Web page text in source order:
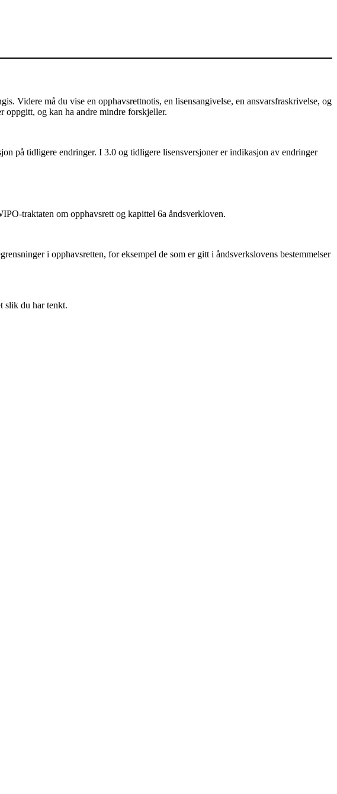
Videre må du vise en opphavsrettnotis, en lisensangivelse, en ansvarsfraskrivelse, og
oppgitt, og kan ha andre mindre forskjeller.
på tidligere endringer. I 3.0 og tidligere lisensversjoner er indikasjon av endringer
traktaten om opphavsrett og kapittel 6a åndsverkloven.
i opphavsretten, for eksempel de som er gitt i åndsverkslovens bestemmelser
slik du har tenkt.